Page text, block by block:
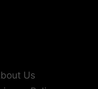
Us